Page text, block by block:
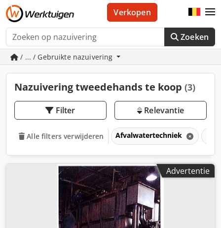
Zoeken
Verkopen
/ ... / Gebruikte nazuivering
Nazuivering tweedehands te koop (3)
Filter Relevantie
Alle filters verwijderen Afvalwatertechniek
Advertentie